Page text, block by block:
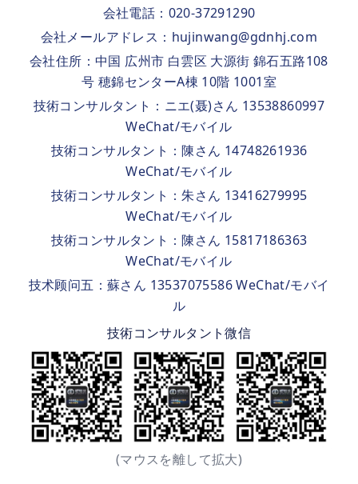
会社電話：020-37291290
会社メールアドレス：hujinwang@gdnhj.com
会社住所：中国 広州市 白雲区 大源街 錦石五路108
号 穂錦センターA棟 10階 1001室
技術コンサルタント：ニエ(聂)さん 13538860997
WeChat/モバイル
技術コンサルタント：陳さん 14748261936
WeChat/モバイル
技術コンサルタント：朱さん 13416279995
WeChat/モバイル
技術コンサルタント：陳さん 15817186363
WeChat/モバイル
技术顾问五：蘇さん 13537075586 WeChat/モバイ
ル
技術コンサルタント微信
(マウスを離して拡大)